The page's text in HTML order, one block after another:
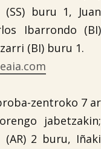
buru 1, Juan
Ibarrondo (BI)
(BI) buru 1.
zentroko 7 ar
jabetzakin;
(AR) 2 buru, Iñaki